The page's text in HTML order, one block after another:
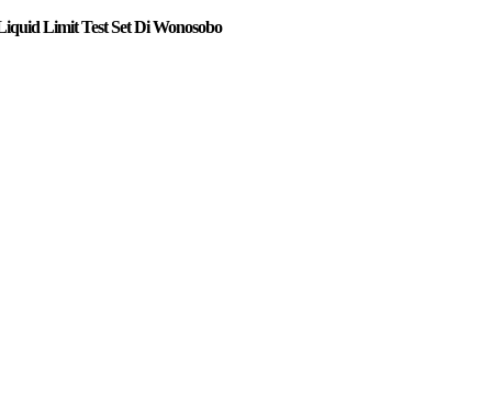
Limit Test Set Di Wonosobo